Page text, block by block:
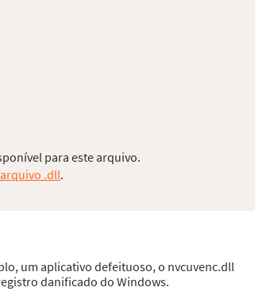
para este arquivo.
.dll.
um aplicativo defeituoso, o nvcuvenc.dll
danificado do Windows.